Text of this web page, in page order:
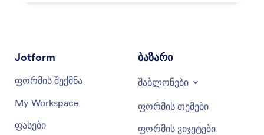
Jotform
ფორმის შექმნა
My Workspace
ფასები
ბაზარი
შაბლონები
ფორმის თემები
ფორმის ვიჯეტები